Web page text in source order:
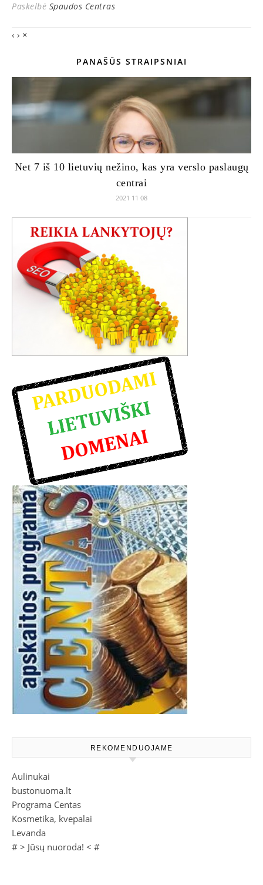
Paskelbė Spaudos Centras
‹ › ×
PANAŠŪS STRAIPSNIAI
Net 7 iš 10 lietuvių nežino, kas yra verslo paslaugų
centrai
2021 11 08
REKOMENDUOJAME
Aulinukai
bustonuoma.lt
Programa Centas
Kosmetika, kvepalai
Levanda
# > Jūsų nuoroda! < #